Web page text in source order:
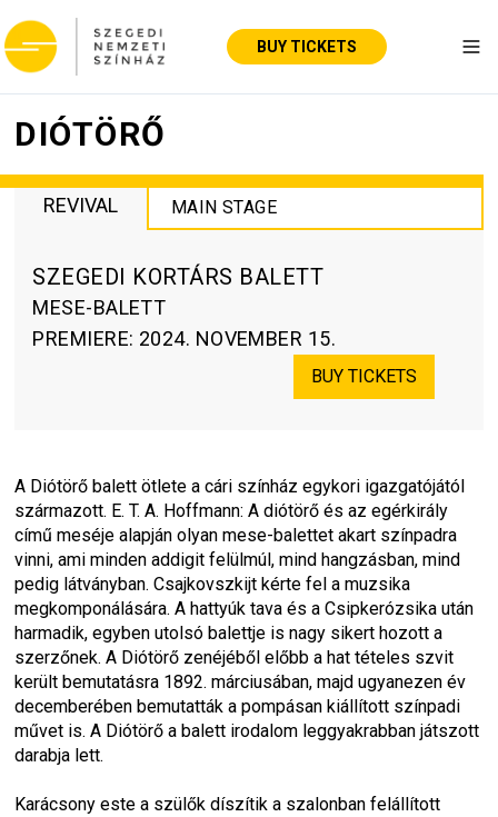
BUY TICKETS
DIÓTÖRŐ
REVIVAL MAIN STAGE
SZEGEDI KORTÁRS BALETT
MESE-BALETT
PREMIERE: 2024. NOVEMBER 15.
BUY TICKETS
A Diótörő balett ötlete a cári színház egykori igazgatójától
származott. E. T. A. Hoffmann: A diótörő és az egérkirály
című meséje alapján olyan mese-balettet akart színpadra
vinni, ami minden addigit felülmúl, mind hangzásban, mind
pedig látványban. Csajkovszkijt kérte fel a muzsika
megkomponálására. A hattyúk tava és a Csipkerózsika után
harmadik, egyben utolsó balettje is nagy sikert hozott a
szerzőnek. A Diótörő zenéjéből előbb a hat tételes szvit
került bemutatásra 1892. márciusában, majd ugyanezen év
decemberében bemutatták a pompásan kiállított színpadi
művet is. A Diótörő a balett irodalom leggyakrabban játszott
darabja lett.
Karácsony este a szülők díszítik a szalonban felállított